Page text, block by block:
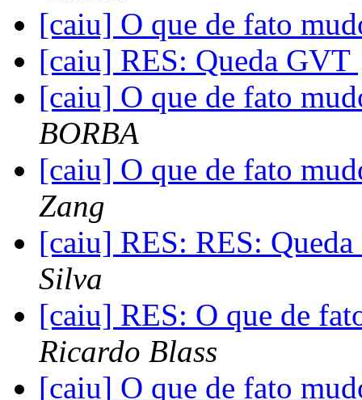
[caiu] O que de fato
[caiu] RES: Queda GVT
[caiu] O que de fato
BORBA
[caiu] O que de fato
Zang
[caiu] RES: RES:
Silva
[caiu] RES: O que de
Ricardo Blass
[caiu] O que de fato